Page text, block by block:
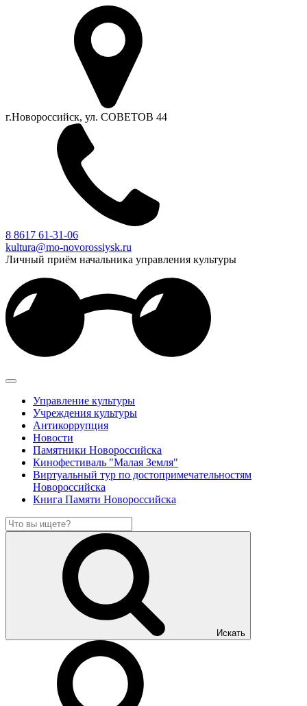
г.Новороссийск, ул. СОВЕТОВ 44
8 8617 61-31-06
kultura@mo-novorossiysk.ru
Личный приём начальника управления культуры
Управление культуры
Учреждения культуры
Антикоррупция
Новости
Памятники Новороссийска
Кинофестиваль "Малая Земля"
Виртуальный тур по достопримечательностям
Новороссийска
Книга Памяти Новороссийска
Искать